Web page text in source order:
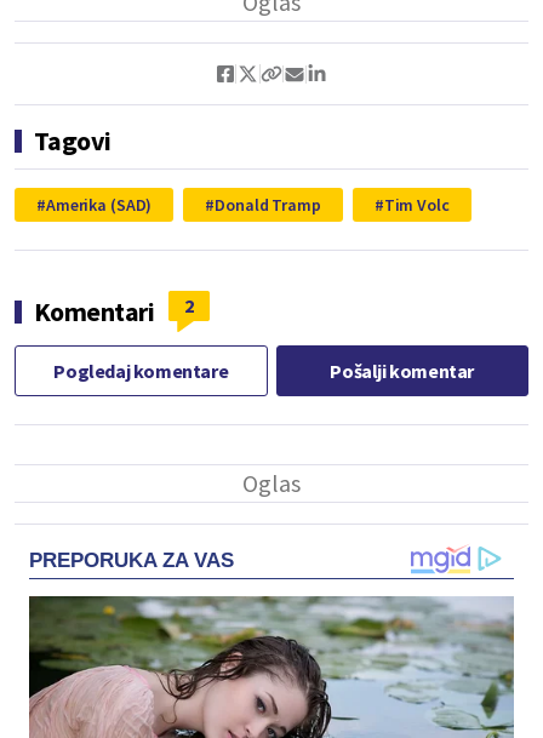
Tagovi
Amerika (SAD) Donald Tramp Tim Volc
Komentari 2
Pogledaj komentare Pošalji komentar
PREPORUKA ZA VAS